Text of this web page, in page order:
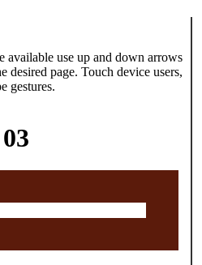
available use up and down arrows
desired page. Touch device users,
gestures.